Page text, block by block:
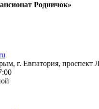
Родничок»
г. Евпатория, проспект